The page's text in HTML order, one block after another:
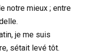
notre mieux ; entre
je me suis
sétait levé tôt.